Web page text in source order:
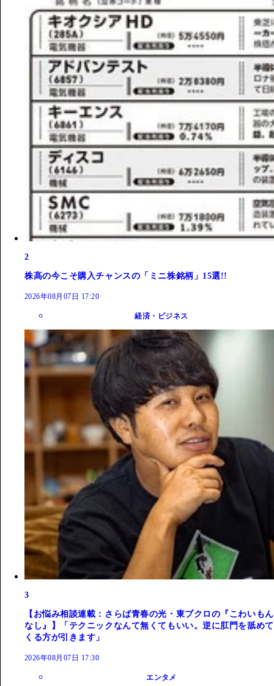
2
株高の今こそ購入チャンスの「ミニ株銘柄」15選!!
2026年08月07日 17:20
経済・ビジネス
3
【お悩み相談連載：さらば青春の光・東ブクロの『こわいもん
なし』】「テクニックなんて無くてもいい。逆に肛門を舐めて
くる方が引きます」
2026年08月07日 17:30
エンタメ